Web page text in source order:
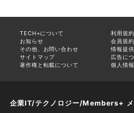
TECH+について
利用規約
お知らせ
会員規約
その他、お問い合わせ
情報提供
サイトマップ
広告に
著作権と転載について
個人情
企業IT/テクノロジー/Members+ メ